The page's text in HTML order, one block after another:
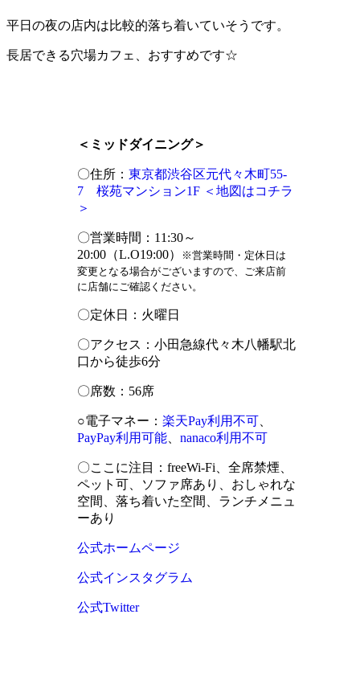
平日の夜の店内は比較的落ち着いていそうです。
長居できる穴場カフェ、おすすめです☆
＜ミッドダイニング＞
〇住所： 東京都渋谷区元代々木町55-
7 桜苑マンション1F ＜地図はコチラ
＞
〇営業時間：11:30～
20:00（L.O19:00）
※営業時間・定休日は
変更となる場合がございますので、ご来店前
に店舗にご確認ください。
〇定休日：火曜日
〇アクセス：小田急線代々木八幡駅北
口から徒歩6分
〇席数：56席
○電子マネー： 楽天Pay利用不可
PayPay利用可能
nanaco利用不可
〇ここに注目：freeWi-Fi、全席禁煙、
ペット可、ソファ席あり、おしゃれな
空間、落ち着いた空間、ランチメニュ
ーあり
公式ホームページ
公式インスタグラム
公式Twitter